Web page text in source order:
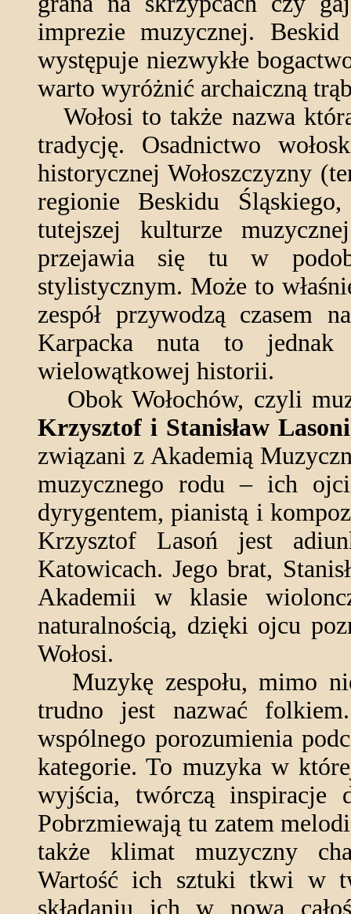
imprezie muzycznej.
występuje niezwykłe
warto wyróżnić archaiczną
Wołosi to także nazwa
tradycję. Osadnictwo
historycznej Wołoszczyzny
regionie Beskidu
tutejszej kulturze
przejawia się tu w
stylistycznym. Może to
zespół przywodzą czasem
Karpacka nuta to
wielowątkowej historii.
Obok Wołochów, czyli
Krzysztof i Stanisław
związani z Akademią
muzycznego rodu – ich
dyrygentem, pianistą i
Krzysztof Lasoń jest
Katowicach. Jego brat,
Akademii w klasie
naturalnością, dzięki ojcu
Wołosi.
Muzykę zespołu, mimo
trudno jest nazwać
wspólnego porozumienia
kategorie. To muzyka w
wyjścia, twórczą inspiracje
Pobrzmiewają tu zatem
także klimat muzyczny
Wartość ich sztuki tkwi w
składaniu ich w nową